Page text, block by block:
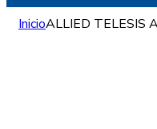
InicioALLIED TELESIS